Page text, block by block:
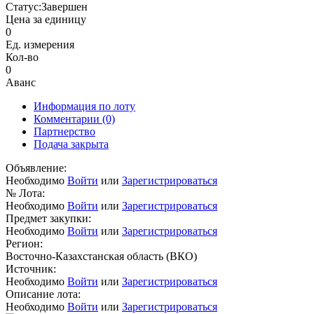
Статус:Завершен
Цена за единицу
0
Ед. измерения
Кол-во
0
Аванс
Информация по лоту
Комментарии (0)
Партнерство
Подача закрыта
Объявление:
Необходимо Войти или Зарегистрироваться
№ Лота:
Необходимо Войти или Зарегистрироваться
Предмет закупки:
Необходимо Войти или Зарегистрироваться
Регион:
Восточно-Казахстанская область (ВКО)
Источник:
Необходимо Войти или Зарегистрироваться
Описание лота:
Необходимо Войти или Зарегистрироваться